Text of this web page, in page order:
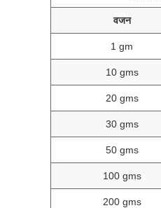
वजन
1 gm
10 gms
20 gms
30 gms
50 gms
100 gms
200 gms